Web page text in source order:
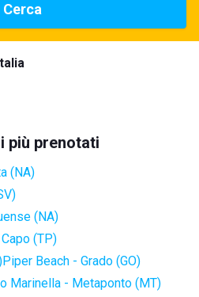
Cerca
più prenotati
(NA)
(NA)
(TP)
Piper Beach - Grado (GO)
Marinella - Metaponto (MT)